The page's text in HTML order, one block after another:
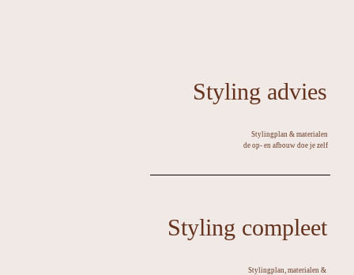
Styling advies
Stylingplan & materialen
de op- en afbouw doe je zelf
Styling compleet
Stylingplan, materialen &